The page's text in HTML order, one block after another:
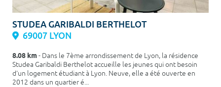
STUDEA GARIBALDI BERTHELOT
69007 LYON
8.08 km- Dans le 7ème arrondissement de Lyon, la résidence
Studea Garibaldi Berthelot accueille les jeunes qui ont besoin
d'un logement étudiant à Lyon. Neuve, elle a été ouverte en
2012 dans un quartier é...